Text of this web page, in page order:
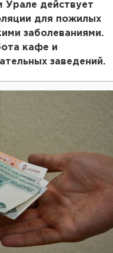
Урале действует
для пожилых
заболеваниями.
кафе и
заведений.